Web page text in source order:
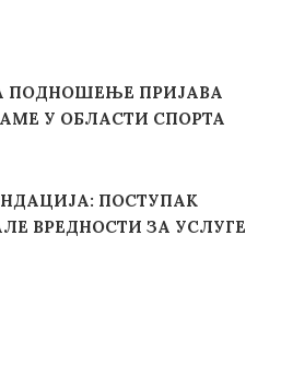
ПОДНОШЕЊЕ ПРИЈАВА
У ОБЛАСТИ СПОРТА
ПОСТУПАК
ВРЕДНОСТИ ЗА УСЛУГE